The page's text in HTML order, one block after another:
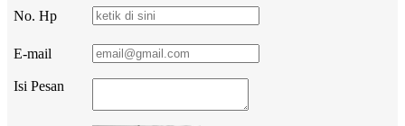
No. Hp
E-mail
Isi Pesan